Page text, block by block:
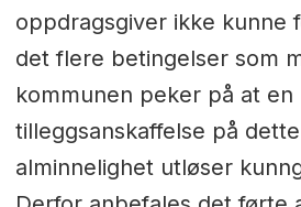
oppdragsgiver ikke kunne
det flere betingelser som
kommunen peker på at en
tilleggsanskaffelse på
alminnelighet utløser